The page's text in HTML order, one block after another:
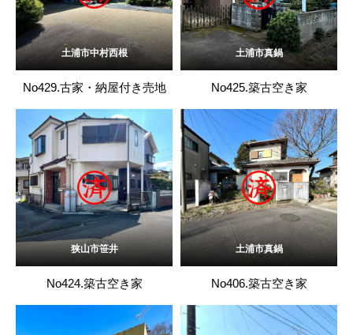
土浦市中村西根
No429.古家・納屋付き売地
土浦市真鍋
No425.築古空き家
狭山市笹井
No424.築古空き家
土浦市真鍋
No406.築古空き家